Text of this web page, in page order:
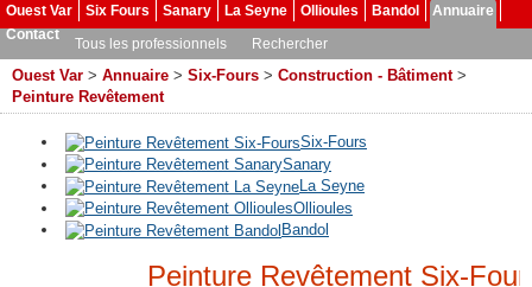
Ouest Var Six Fours Sanary La Seyne Ollioules Bandol
Annuaire
Contact
Tous les professionnels Rechercher
Ouest Var > Annuaire > Six-Fours > Construction - Bâtiment >
Peinture Revêtement
Six-Fours
Sanary
La Seyne
Ollioules
Bandol
Peinture Revêtement Six-